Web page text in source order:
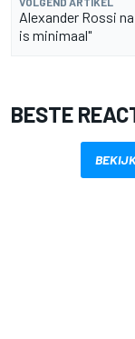
Alexander Rossi
is minimaal"
BESTE